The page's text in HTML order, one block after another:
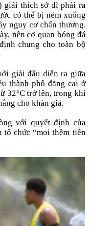
giải thích sở dĩ phải ra
có thể bị ném xuống
nguy cơ chấn thương.
nên cơ quan bóng đá
chung cho toàn bộ
giải đấu diễn ra giữa
thành phố đăng cai ở
32°C trở lên, trong khi
cho khán giả.
với quyết định của
tổ chức “moi thêm tiền